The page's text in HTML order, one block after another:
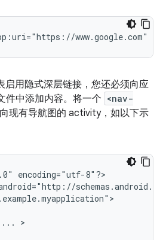
www.google.com"
启用隐式深层链接，您还必须向应
件中添加内容。将一个 <nav-
现有导航图的 activity，如以下示
encoding="utf-8"?>
... >